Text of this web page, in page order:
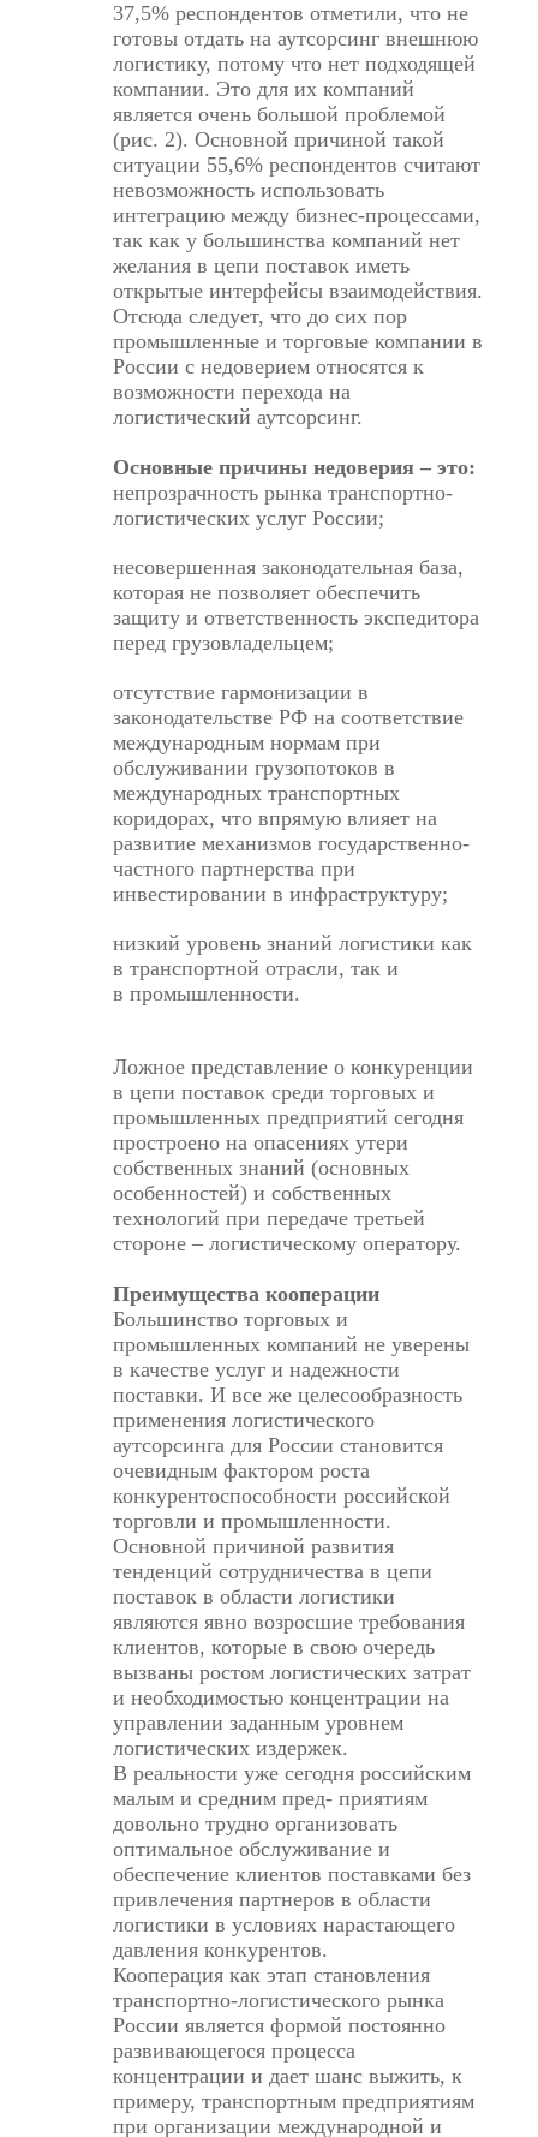
37,5% респондентов отметили, что не
готовы отдать на аутсорсинг внешнюю
логистику, потому что нет подходящей
компании. Это для их компаний
является очень большой проблемой
(рис. 2). Основной причиной такой
ситуации 55,6% респондентов считают
невозможность использовать
интеграцию между бизнес-процессами,
так как у большинства компаний нет
желания в цепи поставок иметь
открытые интерфейсы взаимодействия.
Отсюда следует, что до сих пор
промышленные и торговые компании в
России с недоверием относятся к
возможности перехода на
логистический аутсорсинг.
Основные причины недоверия – это:
непрозрачность рынка транспортно-
логистических услуг России;
несовершенная законодательная база,
которая не позволяет обеспечить
защиту и ответственность экспедитора
перед грузовладельцем;
отсутствие гармонизации в
законодательстве РФ на соответствие
международным нормам при
обслуживании грузопотоков в
международных транспортных
коридорах, что впрямую влияет на
развитие механизмов государственно-
частного партнерства при
инвестировании в инфраструктуру;
низкий уровень знаний логистики как
в транспортной отрасли, так и
в промышленности.
Ложное представление о конкуренции
в цепи поставок среди торговых и
промышленных предприятий сегодня
простроено на опасениях утери
собственных знаний (основных
особенностей) и собственных
технологий при передаче третьей
стороне – логистическому оператору.
Преимущества кооперации
Большинство торговых и
промышленных компаний не уверены
в качестве услуг и надежности
поставки. И все же целесообразность
применения логистического
аутсорсинга для России становится
очевидным фактором роста
конкурентоспособности российской
торговли и промышленности.
Основной причиной развития
тенденций сотрудничества в цепи
поставок в области логистики
являются явно возросшие требования
клиентов, которые в свою очередь
вызваны ростом логистических затрат
и необходимостью концентрации на
управлении заданным уровнем
логистических издержек.
В реальности уже сегодня российским
малым и средним пред- приятиям
довольно трудно организовать
оптимальное обслуживание и
обеспечение клиентов поставками без
привлечения партнеров в области
логистики в условиях нарастающего
давления конкурентов.
Кооперация как этап становления
транспортно-логистического рынка
России является формой постоянно
развивающегося процесса
концентрации и дает шанс выжить, к
примеру, транспортным предприятиям
при организации международной и